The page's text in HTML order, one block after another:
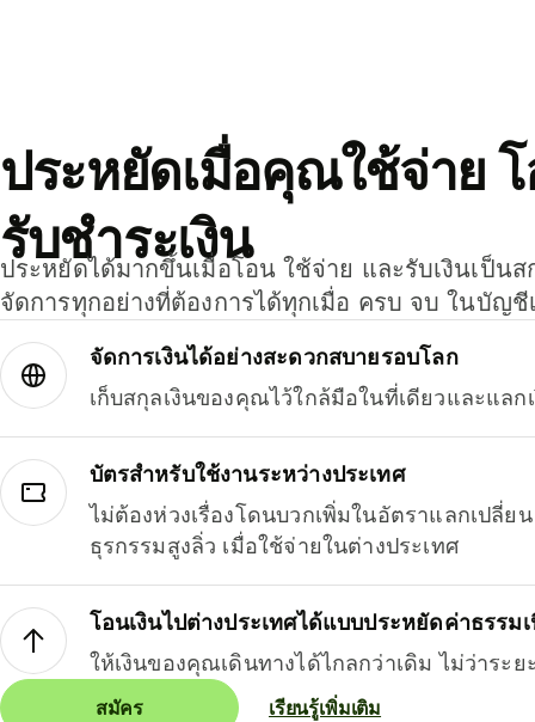
ประหยัดเมื่อคุณใช้จ่าย โ
รับชำระเงิน
ประหยัดได้มากขึ้นเมื่อโอน ใช้จ่าย และรับเงินเป็น
จัดการทุกอย่างที่ต้องการได้ทุกเมื่อ ครบ จบ ในบัญชี
จัดการเงินได้อย่างสะดวกสบายรอบโลก
เก็บสกุลเงินของคุณไว้ใกล้มือในที่เดียวและแลก
บัตรสำหรับใช้งานระหว่างประเทศ
ไม่ต้องห่วงเรื่องโดนบวกเพิ่มในอัตราแลกเปลี่ย
ธุรกรรมสูงลิ่ว เมื่อใช้จ่ายในต่างประเทศ
โอนเงินไปต่างประเทศได้แบบประหยัดค่าธรรม
ให้เงินของคุณเดินทางได้ไกลกว่าเดิม ไม่ว่าระย
สมัคร เรียนรู้เพิ่มเติม